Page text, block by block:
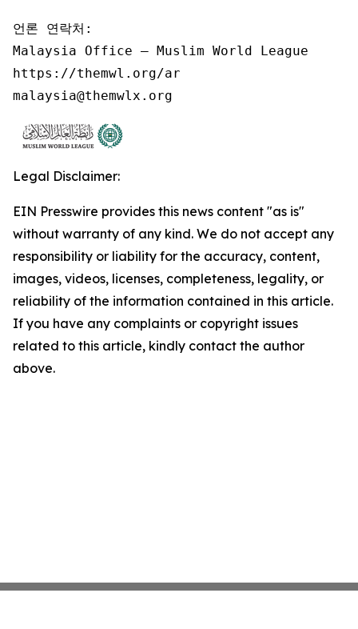
언론 연락처:
Malaysia Office – Muslim World League
https://themwl.org/ar
malaysia@themwlx.org
Legal Disclaimer:
EIN Presswire provides this news content "as is"
without warranty of any kind. We do not accept any
responsibility or liability for the accuracy, content,
images, videos, licenses, completeness, legality, or
reliability of the information contained in this article.
If you have any complaints or copyright issues
related to this article, kindly contact the author
above.